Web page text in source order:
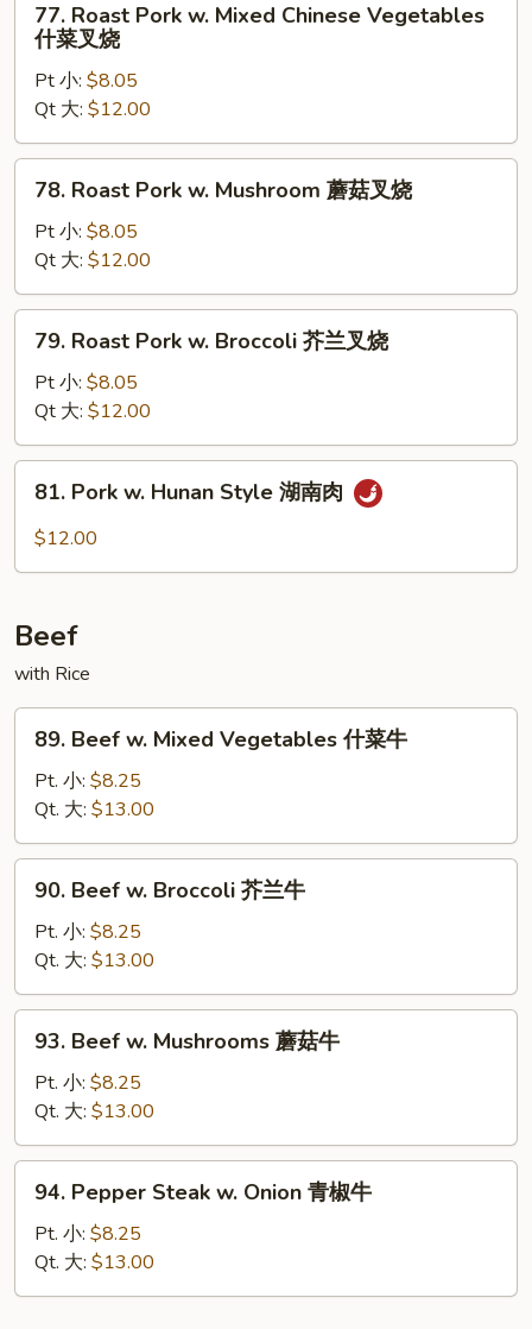
Roast
Pork
Mixed
Chinese
Vegetables
77. Roast Pork w. Mixed Chinese Vegetables
什菜叉烧
Pt 小: $8.05
Qt 大: $12.00
Roast
Pork
Mushroom
蘑
78. Roast Pork w. Mushroom 蘑菇叉烧
Pt 小: $8.05
Qt 大: $12.00
Roast
Pork
Broccoli
芥
79. Roast Pork w. Broccoli 芥兰叉烧
Pt 小: $8.05
Qt 大: $12.00
Pork
南
肉
81. Pork w. Hunan Style 湖南肉
$12.00
Beef
with Rice
Beef
Mixed
Vegetables
什
89. Beef w. Mixed Vegetables 什菜牛
Pt. 小: $8.25
Qt. 大: $13.00
Beef
Broccoli
芥
兰
90. Beef w. Broccoli 芥兰牛
Pt. 小: $8.25
Qt. 大: $13.00
Beef
Mushrooms
蘑
菇
93. Beef w. Mushrooms 蘑菇牛
Pt. 小: $8.25
Qt. 大: $13.00
Pepper
Steak
Onion
94. Pepper Steak w. Onion 青椒牛
Pt. 小: $8.25
Qt. 大: $13.00